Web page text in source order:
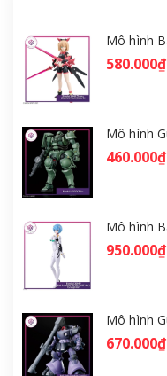
580.000₫
460.000₫
950.000₫
670.000₫